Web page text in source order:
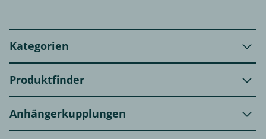
Kategorien
Produktfinder
Anhängerkupplungen